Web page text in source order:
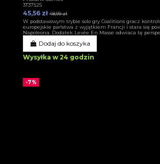
3T37525
45,56 zł 48,99 zł
W podstawowym trybie solo gry Coalitions gracz
europejskie państwa z wyjątkiem Francji i stara się
Napoleona. Dodatek Levée En Masse odwraca tę
Dodaj do koszyka
Wysyłka w 24 godzin
-7%